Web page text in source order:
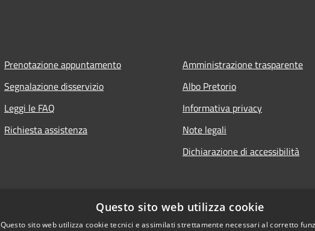
Prenotazione appuntamento
Segnalazione disservizio
Leggi le FAQ
Richiesta assistenza
Amministrazione trasparente
Albo Pretorio
Informativa privacy
Note legali
Dichiarazione di accessibilità
Questo sito web utilizza cookie
Questo sito web utilizza cookie tecnici e assimilati strettamente necessari al corretto